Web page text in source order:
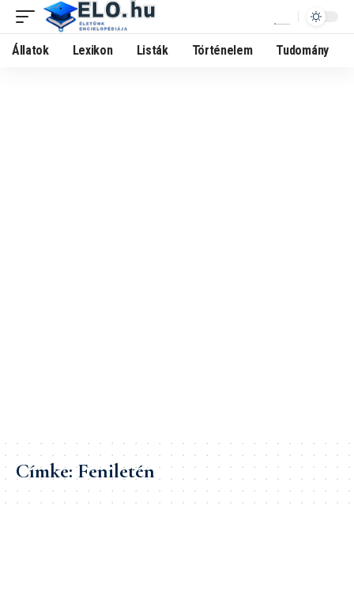
Állatok Lexikon Listák Történelem Tudomány
Címke:Feniletén